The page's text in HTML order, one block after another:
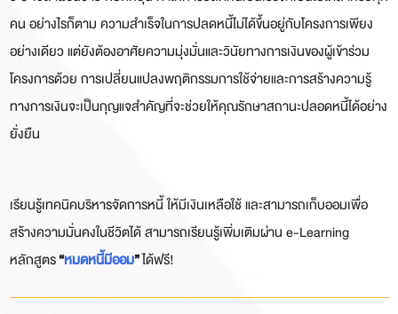
คน อย่างไรก็ตาม ความสำเร็จในการปลดหนี้ไม่ได้ขึ้นอยู่กับโครงการเพียง
อย่างเดียว แต่ยังต้องอาศัยความมุ่งมั่นและวินัยทางการเงินของผู้เข้าร่วม
โครงการด้วย การเปลี่ยนแปลงพฤติกรรมการใช้จ่ายและการสร้างความรู้
ทางการเงินจะเป็นกุญแจสำคัญที่จะช่วยให้คุณรักษาสถานะปลอดหนี้ได้อย่าง
ยั่งยืน
เรียนรู้เทคนิคบริหารจัดการหนี้ ให้มีเงินเหลือใช้ และสามารถเก็บออมเพื่อ
สร้างความมั่นคงในชีวิตได้ สามารถเรียนรู้เพิ่มเติมผ่าน e-Learning
หลักสูตร“หมดหนี้มีออม”ได้ฟรี!